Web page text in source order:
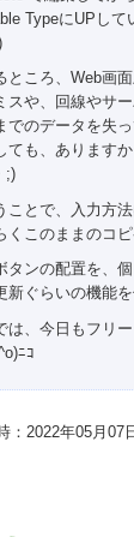
TypeにUPして
ところ、Web画
スや、回線やサ
でのデータを失
ても、あります
;)
ことで、入力方法
くこのままのコ
タンの配置を、
新ぐらいの機能
は、今日もフリ
ﾆｺ
：2022年05月07